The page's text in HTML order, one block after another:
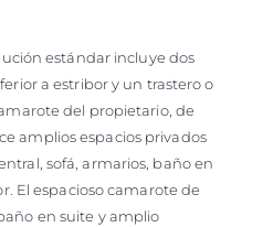
estándar incluye dos
a estribor y un trastero o
del propietario, de
amplios espacios privados
sofá, armarios, baño en
El espacioso camarote de
en suite y amplio